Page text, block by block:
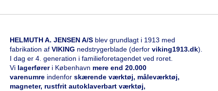
HELMUTH A. JENSEN A/S blev grundlagt i 1913 med
fabrikation af VIKING nedstrygerblade (derfor viking1913.dk).
I dag er 4. generation i familieforetagendet ved roret.
Vi lagerfører i København mere end 20.000
varenumre indenfor skærende værktøj, måleværktøj,
magneter, rustfrit autoklaverbart værktøj,